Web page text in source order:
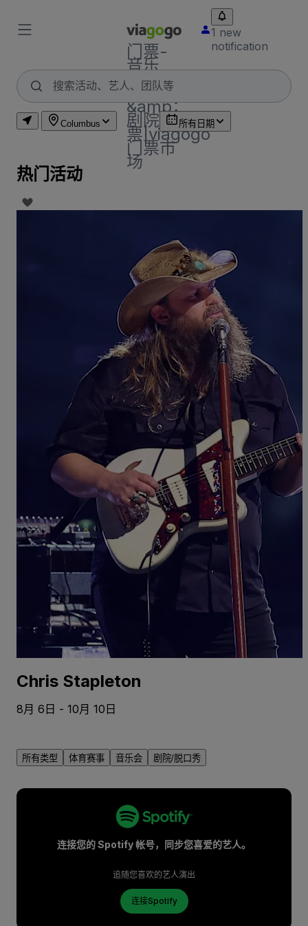
门票-
音乐
会，体
育
&amp；
剧院门
票|viagogo
门票市
场
1 new
notification
Columbus 所有日期
热门活动
Chris Stapleton
8月 6日 - 10月 10日
所有类型 体育赛事 音乐会 剧院/脱口秀
连接您的 Spotify 帐号，同步您喜爱的艺人。
追随您喜欢的艺人演出
连接Spotify